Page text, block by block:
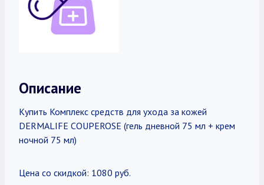
Описание
Купить Комплекс средств для ухода за кожей
DERMALIFE COUPEROSE (гель дневной 75 мл + крем
ночной 75 мл)
Цена со скидкой: 1080 руб.